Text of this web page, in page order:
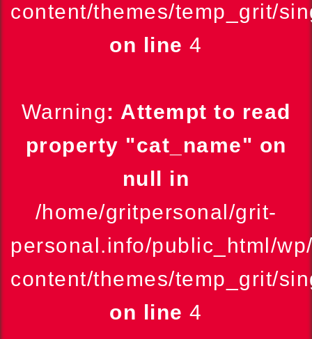
content/themes/temp_grit/
on line4
Warning: Attempt to read
property "cat_name" on
null in
/home/gritpersonal/grit-
personal.info/public_html/
content/themes/temp_grit/
on line4